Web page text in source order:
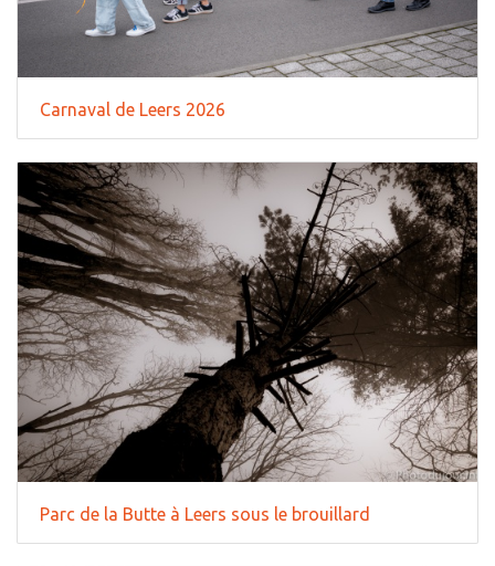
Carnaval de Leers 2026
Parc de la Butte à Leers sous le brouillard